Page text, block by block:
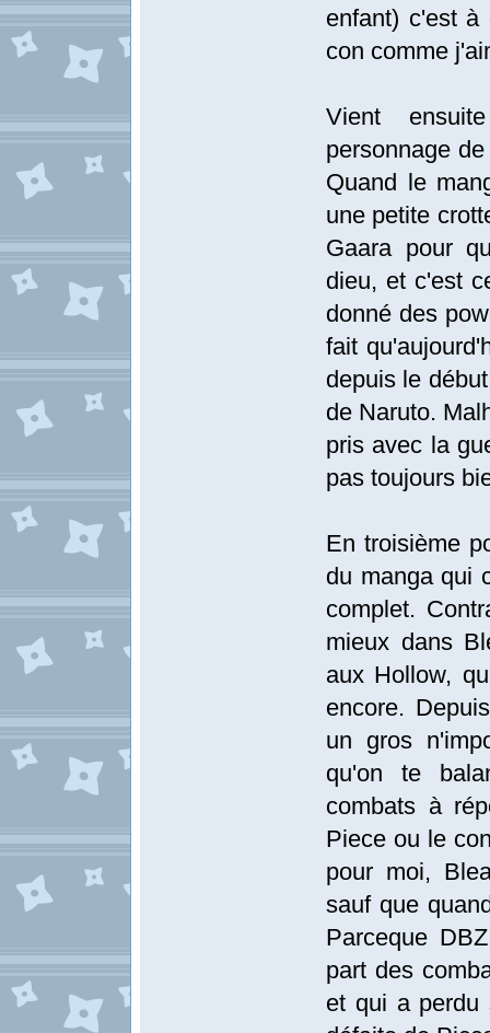
enfant) c'est à
con comme
Vient
personnage
Quand le
une petite
Gaara pour
dieu, et c'est
donné des
fait
depuis le
de Naruto.
pris avec la
pas toujours
En troisième
du manga qui
complet.
mieux dans
aux Hollow,
encore.
un gros
qu'on te
combats à
Piece ou le
pour moi,
sauf que
Parceque
part des
et qui a